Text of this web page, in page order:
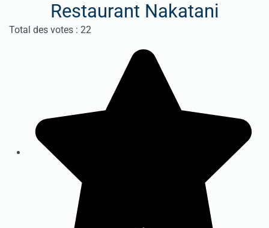
Restaurant Nakatani
Vote utilisateur:4.5/
Total des votes : 22